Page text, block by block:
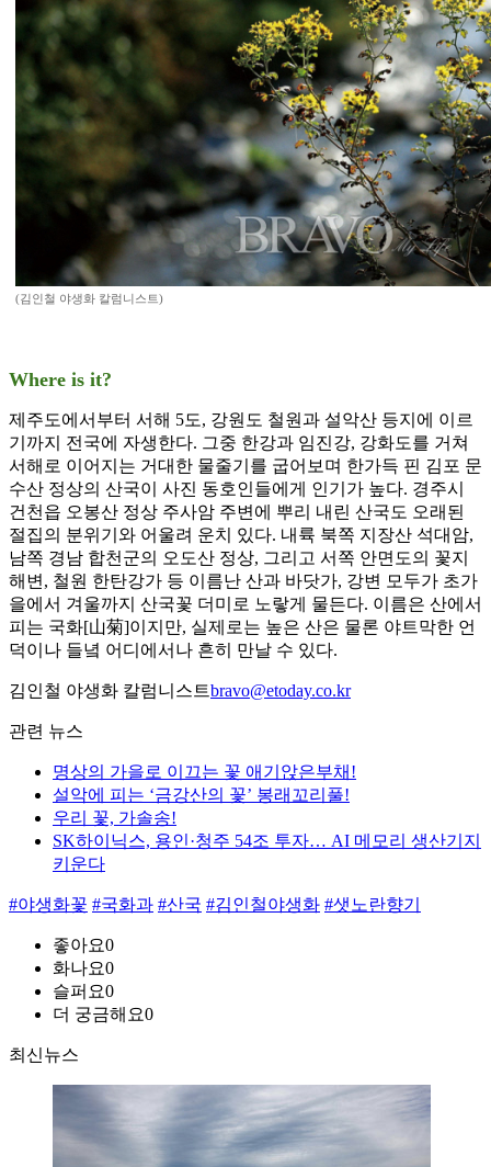
(김인철 야생화 칼럼니스트)
Where is it?
제주도에서부터 서해 5도, 강원도 철원과 설악산 등지에 이르
기까지 전국에 자생한다. 그중 한강과 임진강, 강화도를 거쳐
서해로 이어지는 거대한 물줄기를 굽어보며 한가득 핀 김포 문
수산 정상의 산국이 사진 동호인들에게 인기가 높다. 경주시
건천읍 오봉산 정상 주사암 주변에 뿌리 내린 산국도 오래된
절집의 분위기와 어울려 운치 있다. 내륙 북쪽 지장산 석대암,
남쪽 경남 합천군의 오도산 정상, 그리고 서쪽 안면도의 꽃지
해변, 철원 한탄강가 등 이름난 산과 바닷가, 강변 모두가 초가
을에서 겨울까지 산국꽃 더미로 노랗게 물든다. 이름은 산에서
피는 국화[山菊]이지만, 실제로는 높은 산은 물론 야트막한 언
덕이나 들녘 어디에서나 흔히 만날 수 있다.
김인철 야생화 칼럼니스트bravo@etoday.co.kr
관련 뉴스
명상의 가을로 이끄는 꽃 애기앉은부채!
설악에 피는 ‘금강산의 꽃’ 봉래꼬리풀!
우리 꽃, 가솔송!
SK하이닉스, 용인·청주 54조 투자… AI 메모리 생산기지
키운다
#야생화꽃 #국화과 #산국 #김인철야생화 #샛노란향기
좋아요0
화나요0
슬퍼요0
더 궁금해요0
최신뉴스